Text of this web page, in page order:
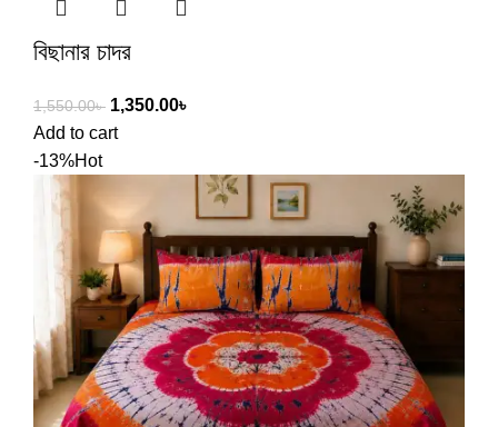
বিছানার চাদর
1,550.00৳ 1,350.00৳
Add to cart
-13%Hot